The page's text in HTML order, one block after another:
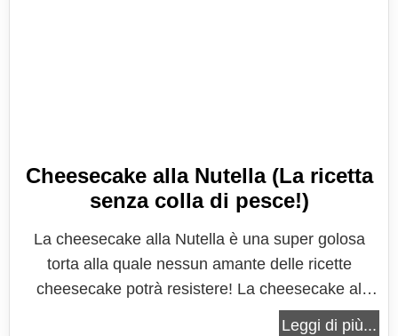
Cheesecake alla Nutella (La ricetta
senza colla di pesce!)
La cheesecake alla Nutella è una super golosa
torta alla quale nessun amante delle ricette
cheesecake potrà resistere! La cheesecake al
gusto di Nutella è una delle torte al formaggio più
Leggi di più...